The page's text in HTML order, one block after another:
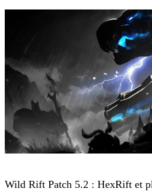
Wild Rift Patch 5.2 : HexRift et